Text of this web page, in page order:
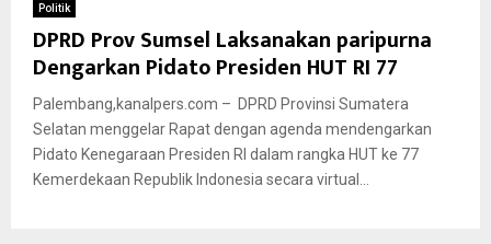
Politik
DPRD Prov Sumsel Laksanakan paripurna
Dengarkan Pidato Presiden HUT RI 77
Palembang,kanalpers.com – DPRD Provinsi Sumatera
Selatan menggelar Rapat dengan agenda mendengarkan
Pidato Kenegaraan Presiden RI dalam rangka HUT ke 77
Kemerdekaan Republik Indonesia secara virtual...